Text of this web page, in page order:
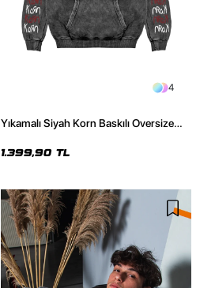
4
Yıkamalı Siyah Korn Baskılı Oversize
1.399,90 TL